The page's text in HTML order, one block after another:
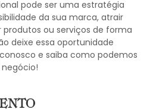
pode ser uma estratégia
da sua marca, atrair
ou serviços de forma
deixe essa oportunidade
e saiba como podemos